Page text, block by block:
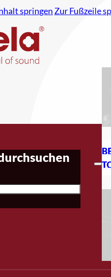
springen Zur Fußzeile